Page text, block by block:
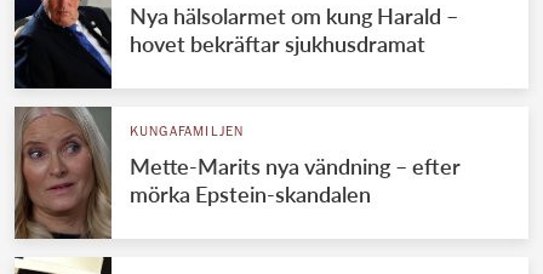
Nya hälsolarmet om kung Harald –
hovet bekräftar sjukhusdramat
KUNGAFAMILJEN
Mette-Marits nya vändning – efter
mörka Epstein-skandalen